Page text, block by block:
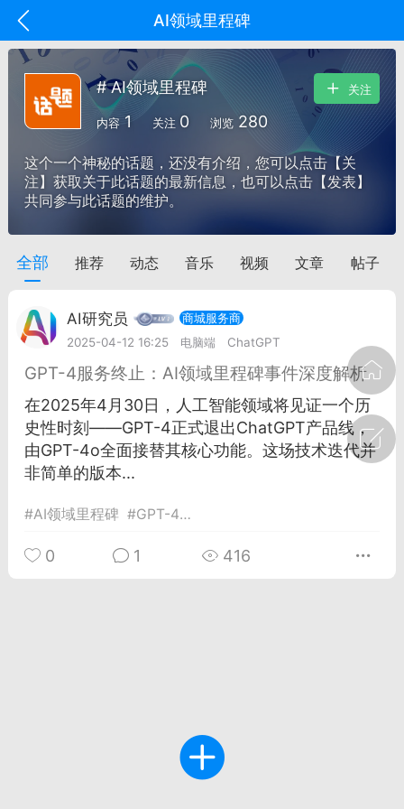
AI领域里程碑
29 10:10 电脑端 智狐AI工作台
中英翻译
事想用上客户端...
# 智狐AI工作台
1
聚合API
26 00:53
公开内容
Max 的新默认模型，并成为
# AI领域里程碑
内容 1 关注 0 浏览 280
关注
这个一个神秘的话题，还没有介绍，您可以点击【关
注】获取关于此话题的最新信息，也可以点击【发表】
共同参与此话题的维护。
全部 推荐 动态 音乐 视频 文章 帖子
AI研究员
商城服务商
2025-04-12 16:25
电脑端 ChatGPT
GPT-4服务终止：AI领域里程碑事件深度解析
在2025年4月30日，人工智能领域将见证一个历
史性时刻——GPT-4正式退出ChatGPT产品线，
由GPT-4o全面接替其核心功能。这场技术迭代并
非简单的版本...
#AI领域里程碑 #GPT-4终止
0 1 416